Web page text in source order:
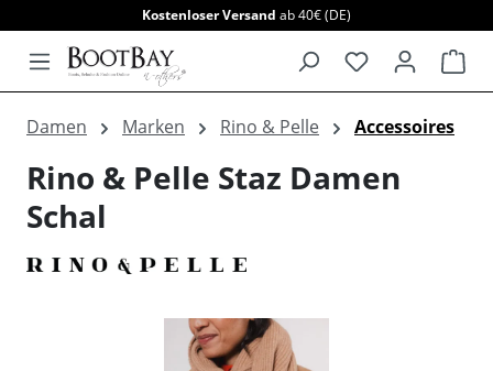
Kostenloser Versand ab 40€ (DE)
Damen Marken Rino & Pelle Accessoires
Rino & Pelle Staz Damen
Schal
Bildergalerie überspringen